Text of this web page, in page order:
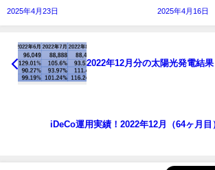
2025年4月23日 2025年4月16日
2022年12月分の太陽光発電結果
iDeCo運用実績！2022年12月（64ヶ月目